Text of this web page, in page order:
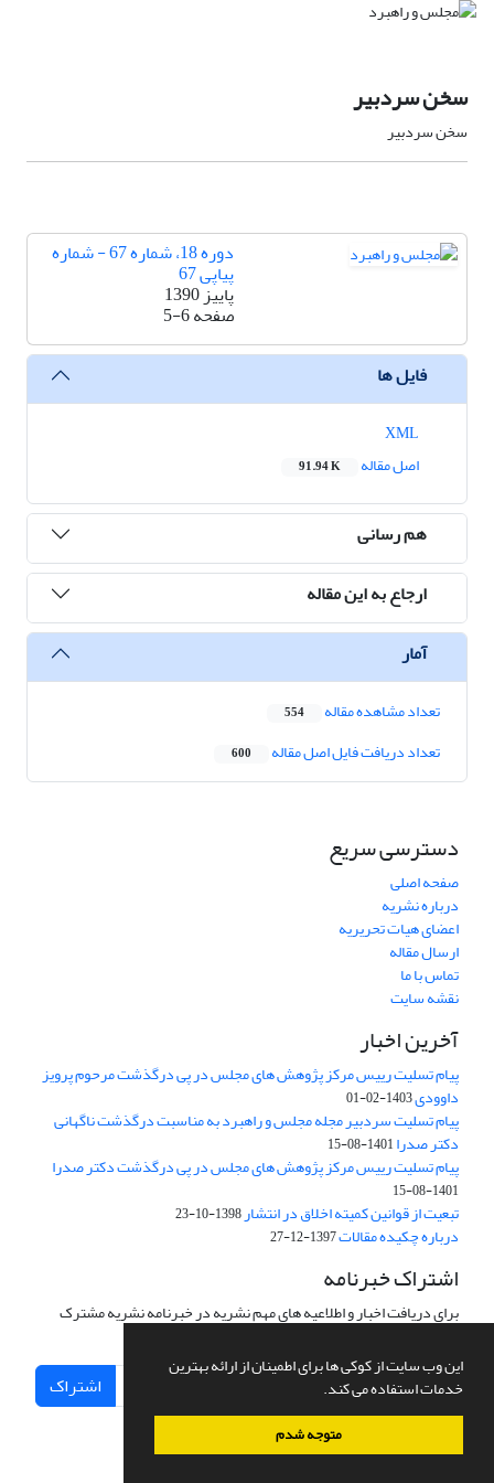
این وب سایت از کوکی ها برای اطمینان از ارائه بهترین
خدمات استفاده می کند.
متوجه شدم
سخن سردبیر
سخن سردبیر
دوره 18، شماره 67 - شماره
پیاپی 67
پاییز 1390
صفحه5-6
فایل ها
اصل مقاله
91.94 K
هم رسانی
ارجاع به این مقاله
آمار
تعداد مشاهده مقاله 554
تعداد دریافت فایل اصل مقاله 600
دسترسی سریع
صفحه اصلی
درباره نشریه
اعضای هیات تحریریه
ارسال مقاله
تماس با ما
نقشه سایت
آخرین اخبار
پیام تسلیت رییس مرکز پژوهش های مجلس در پی درگذشت مرحوم پرویز
داوودی1403-02-01
پیام تسلیت سردبیر مجله مجلس و راهبرد به مناسبت درگذشت ناگهانی
دکتر صدرا1401-08-15
پیام تسلیت رییس مرکز پژوهش های مجلس در پی درگذشت دکتر صدرا
1401-08-15
تبعیت از قوانین کمیته اخلاق در انتشار1398-10-23
درباره چکیده مقالات1397-12-27
اشتراک خبرنامه
برای دریافت اخبار و اطلاعیه های مهم نشریه در خبرنامه نشریه مشترک
اشتراک